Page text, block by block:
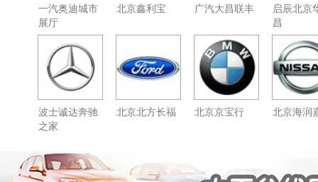
一汽奥迪城市
展厅
北京鑫利宝 广汽大昌联丰
启辰北京
昌
波士诚达奔驰
之家
北京北方长福 北京京宝行 北京海润